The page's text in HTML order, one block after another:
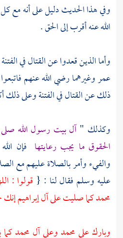
وفي هذا الحديث دليل على أنه مع
الله عنه أقرب إلى الحق .
وأما الذين قعدوا عن القتال في
عمروغيرهما رضي الله عنهم
ذلك عن القتال في الفتنة وعلى ذلك
وكذلك "آل بيت رسول الله صلى
الحقوق ما يجب رعايتها فإن
والفيء وأمر بالصلاة عليهم مع
عليه وسلم فقال لنا : { قولوا :
محمدكما صليت علىآلإبراهيمإنك
وبارك علىمحمدوعلىآل محمد